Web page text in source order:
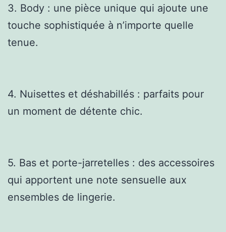
3. Body : une pièce unique qui ajoute une
touche sophistiquée à n’importe quelle
tenue.
4. Nuisettes et déshabillés : parfaits pour
un moment de détente chic.
5. Bas et porte-jarretelles : des accessoires
qui apportent une note sensuelle aux
ensembles de lingerie.